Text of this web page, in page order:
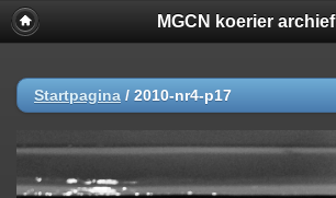
MGCN koerier archief
Startpagina / 2010-nr4-p17